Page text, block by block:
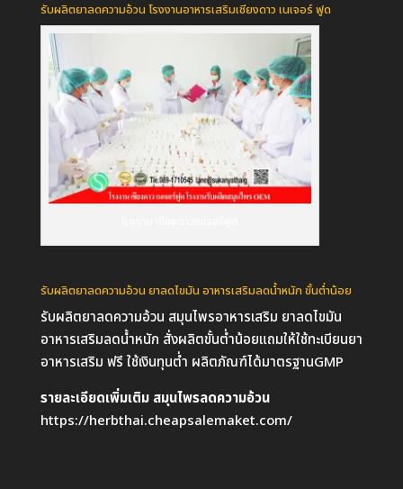
รับผลิตยาลดความอ้วน โรงงานอาหารเสริมเชียงดาว เนเจอร์ ฟูด
รับผลิตยาลดความอ้วน ยาลดไขมัน อาหารเสริมลดน้ำหนัก ขั้นต่ำน้อย
รับผลิตยาลดความอ้วน สมุนไพรอาหารเสริม ยาลดไขมัน
อาหารเสริมลดน้ำหนัก สั่งผลิตขั้นต่ำน้อยแถมให้ใช้ทะเบียนยา
อาหารเสริม ฟรี ใช้เงินทุนต่ำ ผลิตภัณฑ์ได้มาตรฐานGMP
รายละเอียดเพิ่มเติม สมุนไพรลดความอ้วน
https://herbthai.cheapsalemaket.com/